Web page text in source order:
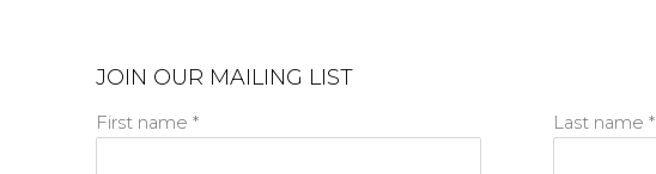
JOIN OUR MAILING LIST
First name * Last name *